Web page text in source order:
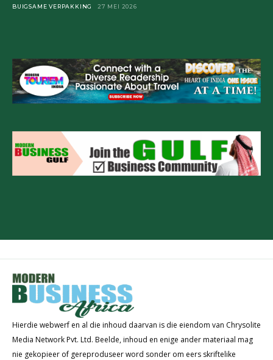
BUIGSAME VERPAKKING 27 MEI 2026
Hierdie webwerf en al die inhoud daarvan is die eiendom van Chrysolite
Media Network Pvt. Ltd. Beelde, inhoud en enige ander materiaal mag
nie gekopieer of gereproduseer word sonder om eers skriftelike